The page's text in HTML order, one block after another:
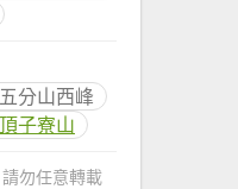
五分山西峰
頂子寮山
勿任意轉載